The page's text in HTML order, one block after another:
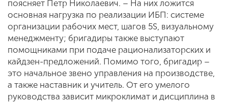
поясняет Петр Николаевич. – На них ложится
основная нагрузка по реализации ИБП: системе
организации рабочих мест, шагов 5S, визуальному
менеджменту; бригадиры также выступают
помощниками при подаче рационализаторских и
кайдзен-предложений. Помимо того, бригадир –
это начальное звено управления на производстве,
а также наставник и учитель. От его умелого
руководства зависит микроклимат и дисциплина в